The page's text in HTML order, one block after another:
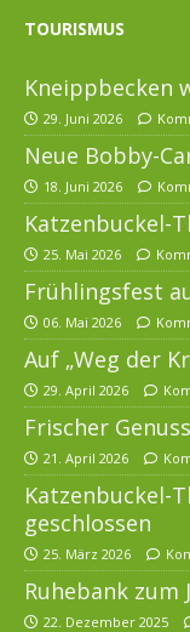
TOURISMUS
Kneippbecken
29. Juni 2026
Neue Bobby-
18. Juni 2026
Katzenbuckel-
25. Mai 2026
Frühlingsfest
06. Mai 2026
Auf „Weg der
29. April 2026
Frischer
21. April 2026
Katzenbuckel-
geschlossen
25. März 2026
Ruhebank zum
22. Dezember 2025